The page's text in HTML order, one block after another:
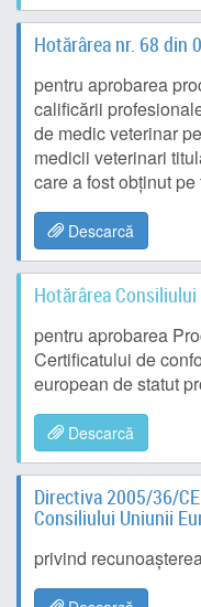
Hotărârea nr. 68 din
pentru aprobarea
calificării
de medic veterinar
medicii veterinari
care a fost obținut
Descarcă
Hotărârea
pentru aprobarea
Certificatului de
european de statut
Descarcă
Directiva 2005/36/
Consiliului Uniunii
privind